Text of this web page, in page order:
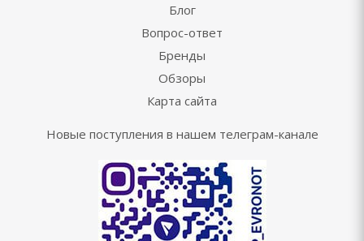
Блог
Вопрос-ответ
Бренды
Обзоры
Карта сайта
Новые поступления в нашем телеграм-канале